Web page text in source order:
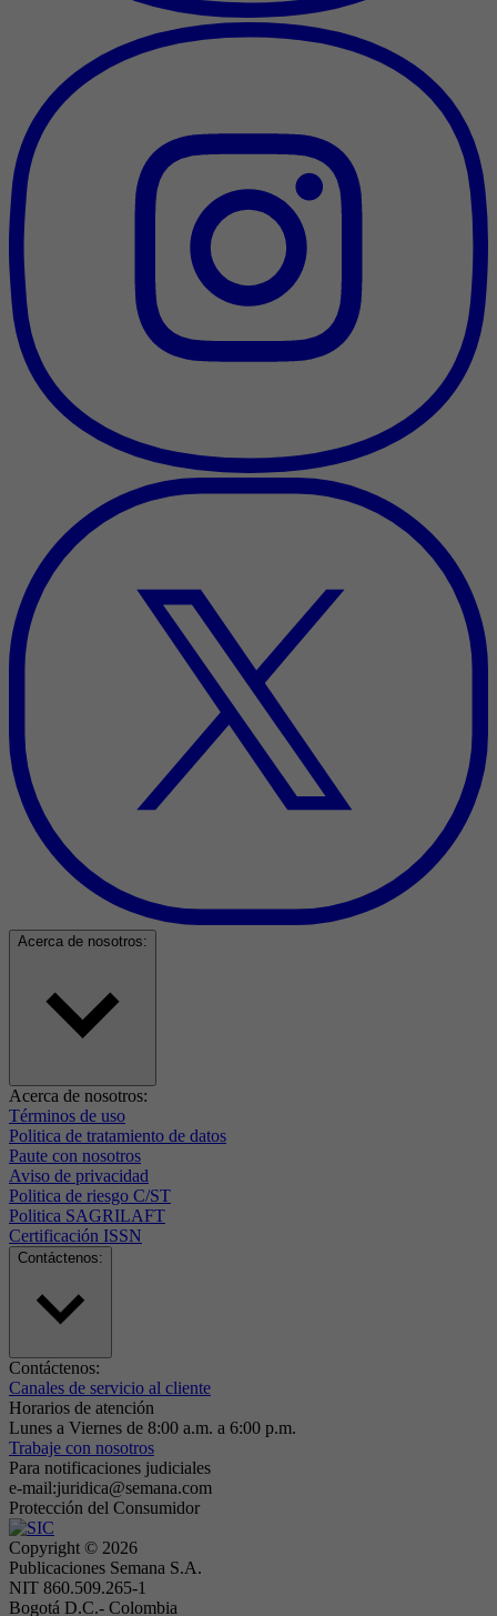
Acerca de nosotros:
Acerca de nosotros:
Términos de uso
Politica de tratamiento de datos
Paute con nosotros
Aviso de privacidad
Politica de riesgo C/ST
Politica SAGRILAFT
Certificación ISSN
Contáctenos:
Contáctenos:
Canales de servicio al cliente
Horarios de atención
Lunes a Viernes de 8:00 a.m. a 6:00 p.m.
Trabaje con nosotros
Para notificaciones judiciales
e-mail:juridica@semana.com
Protección del Consumidor
Copyright © 2026
Publicaciones Semana S.A.
NIT 860.509.265-1
Bogotá D.C.- Colombia